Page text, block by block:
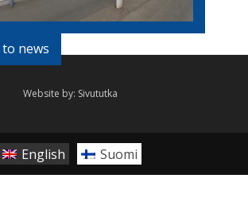
to news
Website by: Sivututka
English Suomi